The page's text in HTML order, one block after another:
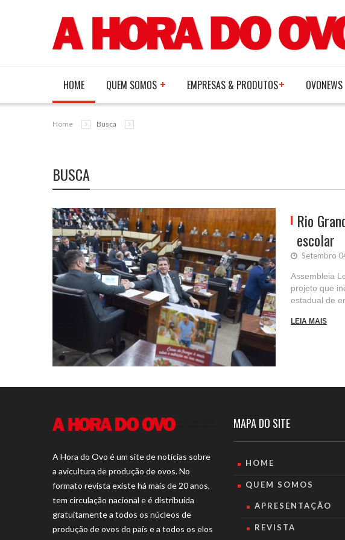
HOME QUEM SOMOS EMPRESAS & PRODUTOS OVONEWS
Home Busca
BUSCA
Rio
escolar
Setembro
Assembleia
projeto que
estadual de
LEIA MAIS
A Hora do Ovo é um site de notícias sobre
a avicultura de produção de ovos. No
formato revista existe há mais de 20 anos,
tem circulação nacional e é distribuída
gratuitamente a todos os núcleos de
produção de ovos do país e a todos os elos
MAPA DO SITE
HOME
QUEM SOMOS
APRESENTAÇÃO
REVISTA